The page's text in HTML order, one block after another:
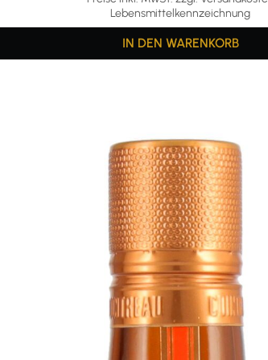
Lebensmittelkennzeichnung
IN DEN WARENKORB